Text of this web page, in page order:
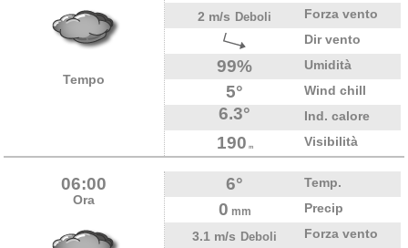
Tempo
2 m/s Deboli
Forza vento
Dir vento
99% Umidità
5° Wind chill
6.3° Ind. calore
190 m Visibilità
06:00
Ora
6° Temp.
0 mm
Precip
3.1 m/s Deboli
Forza vento